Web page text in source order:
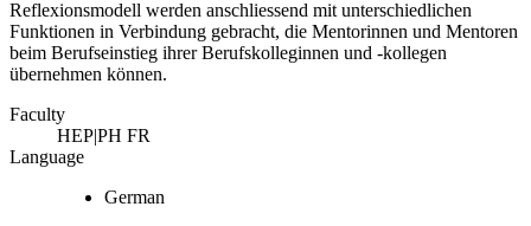
Reflexionsmodell werden anschliessend mit unterschiedlichen
Funktionen in Verbindung gebracht, die Mentorinnen und Mentoren
beim Berufseinstieg ihrer Berufskolleginnen und -kollegen
übernehmen können.
Faculty
HEP|PH FR
Language
German